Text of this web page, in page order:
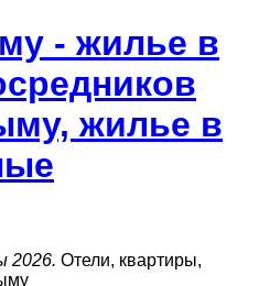
- жилье в
2026. Отели, квартиры,